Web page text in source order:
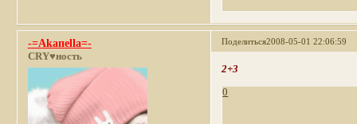
Поделиться2008-05-01 22:06:59
-=Akaпella=-
CRY♥ность
2+3
0